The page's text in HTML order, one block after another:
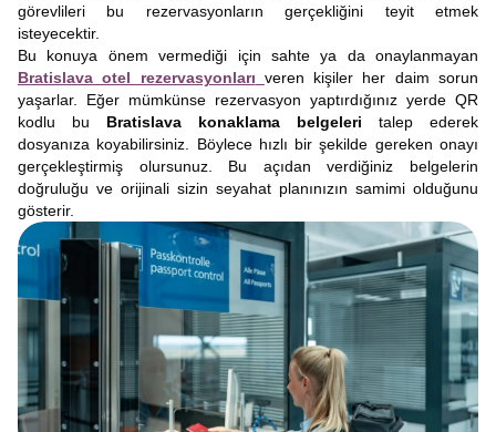
görevlileri bu rezervasyonların gerçekliğini teyit etmek
isteyecektir.
Bu konuya önem vermediği için sahte ya da onaylanmayan
Bratislava otel rezervasyonları veren kişiler her daim sorun
yaşarlar. Eğer mümkünse rezervasyon yaptırdığınız yerde QR
kodlu bu Bratislava konaklama belgeleri talep ederek
dosyanıza koyabilirsiniz. Böylece hızlı bir şekilde gereken onayı
gerçekleştirmiş olursunuz. Bu açıdan verdiğiniz belgelerin
doğruluğu ve orijinali sizin seyahat planınızın samimi olduğunu
gösterir.